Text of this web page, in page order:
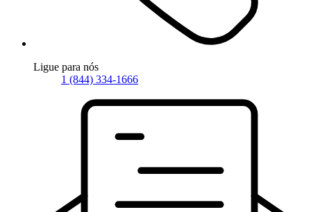
Ligue para nós
1 (844) 334-1666